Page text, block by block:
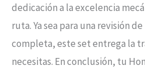
dedicación a la excelencia
ruta. Ya sea para una revisión
completa, este set entrega la
necesitas. En conclusión, tu